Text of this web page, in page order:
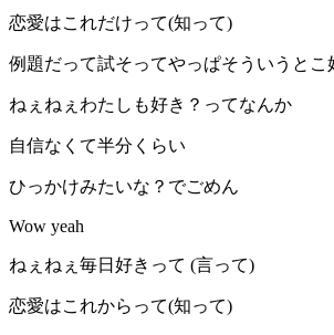
恋愛はこれだけって(知って)
例題だって試そってやっぱそういうとこ
ねぇねぇわたしも好き？ってなんか
自信なくて半分くらい
ひっかけみたいな？でごめん
Wow yeah
ねぇねぇ毎日好きって (言って)
恋愛はこれからって(知って)